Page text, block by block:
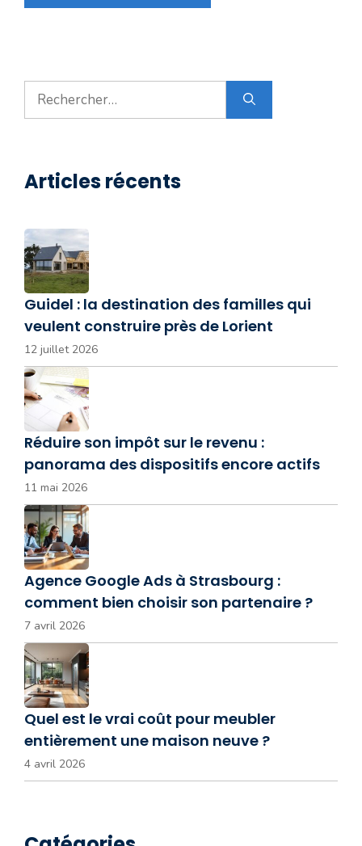
Rechercher :
Articles récents
Guidel : la destination des familles qui
veulent construire près de Lorient
12 juillet 2026
Réduire son impôt sur le revenu :
panorama des dispositifs encore actifs
11 mai 2026
Agence Google Ads à Strasbourg :
comment bien choisir son partenaire ?
7 avril 2026
Quel est le vrai coût pour meubler
entièrement une maison neuve ?
4 avril 2026